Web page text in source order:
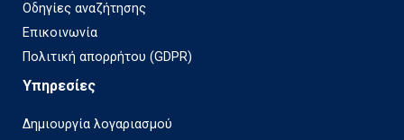
Οδηγίες αναζήτησης
Επικοινωνία
Πολιτική απορρήτου (GDPR)
Υπηρεσίες
Δημιουργία λογαριασμού